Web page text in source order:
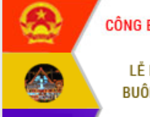
món ăn từ sầu riêng
Đắk Lắk công bố Quy hoạch và xúc
tiến đầu tư tỉnh
Ngành cá ngừ Đắk Lắk chủ động thích
ứng để giữ vững thị trường xuất khẩu
Diễn đàn Kinh tế tư nhân Việt Nam đột
phá cơ chế - Hợp tác công tư
Đề án 06 tạo bước ngoặt đột phá trong
cải cách hành chính tỉnh Đắk Lắk